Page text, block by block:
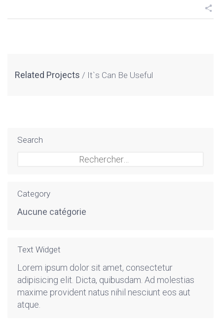
Related Projects It`s Can Be Useful
Search
Category
Aucune catégorie
Text Widget
Lorem ipsum dolor sit amet, consectetur
adipisicing elit. Dicta, quibusdam. Ad molestias
maxime provident natus nihil nesciunt eos aut
atque.